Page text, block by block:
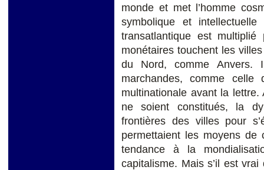
monde et met l’homme
symbolique et
transatlantique est
monétaires touchent les
du Nord, comme Anvers.
marchandes, comme
multinationale avant la
ne soient constitués, la
frontières des villes pour
permettaient les moyens de
tendance à la
capitalisme. Mais s’il est